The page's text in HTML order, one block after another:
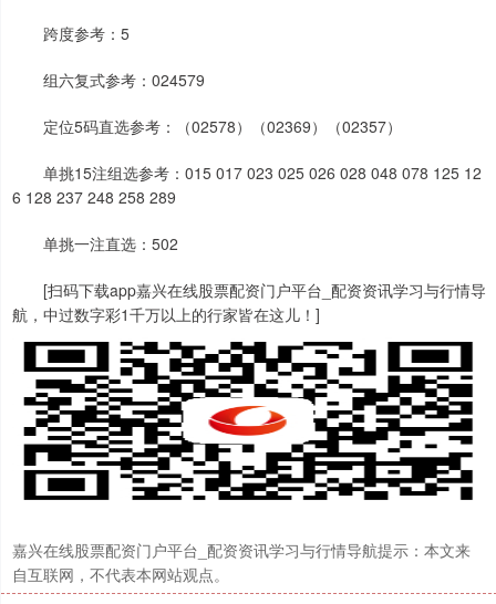
跨度参考：5
组六复式参考：024579
定位5码直选参考：（02578）（02369）（02357）
单挑15注组选参考：015 017 023 025 026 028 048 078 125 12
6 128 237 248 258 289
单挑一注直选：502
[扫码下载app嘉兴在线股票配资门户平台_配资资讯学习与行情导
航，中过数字彩1千万以上的行家皆在这儿！]
嘉兴在线股票配资门户平台_配资资讯学习与行情导航提示：本文来
自互联网，不代表本网站观点。